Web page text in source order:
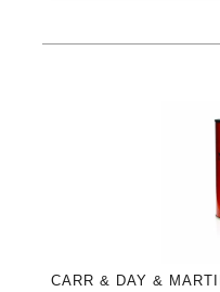
CARR & DAY &